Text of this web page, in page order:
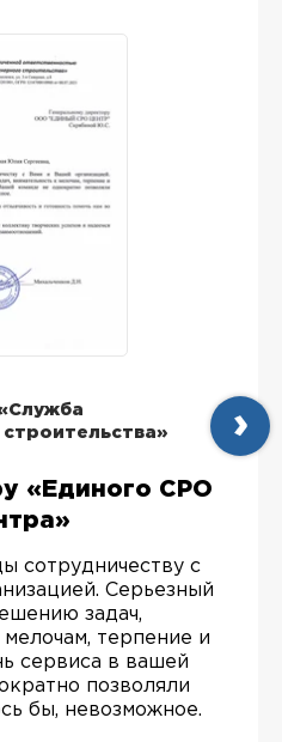
«Единого СРО
сотрудничеству с
Серьезный
задач,
терпение и
сервиса в вашей
позволяли
бы, невозможное.